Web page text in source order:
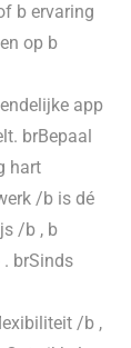
b ervaring
op b
app
brBepaal
hart
/b is dé
/b , b
brSinds
/b ,